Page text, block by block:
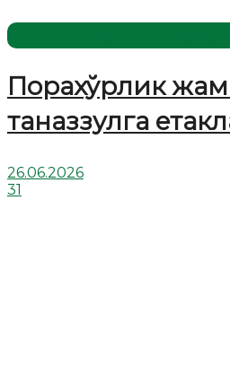
Порахўрлик
таназзулга
26.06.2026
31